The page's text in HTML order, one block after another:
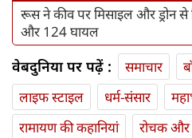
रूस ने कीव पर मिसाइल और ड्रोन से
और 124 घायल
वेबदुनिया पर पढ़ें : समाचार
लाइफ स्‍टाइल
धर्म-संसार
रामायण की कहानियां
रोचक और